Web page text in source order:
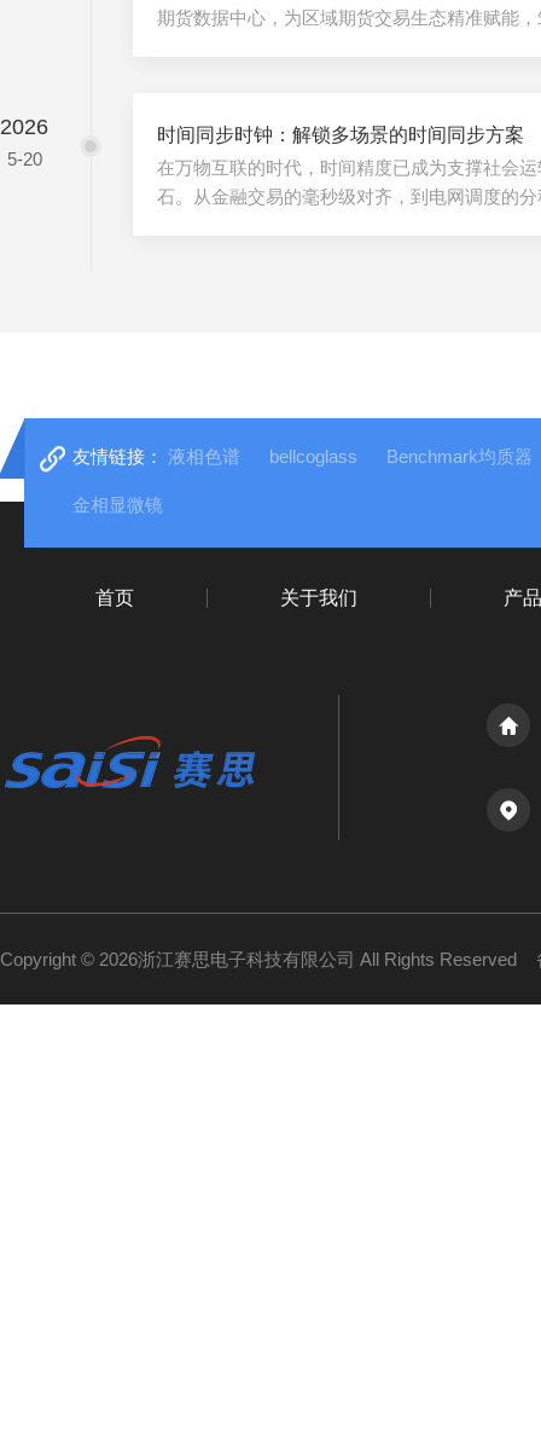
＋参展企业，覆盖射频、微波、毫米...
期货数据中心，为区域期货交易生态精准赋能
＋Ｎ＋１冗余机电配套，具备高可靠、高冗余
聚数十家期货公司、量化私募、券商资管机构
2026
5-20
时间同步时钟：解锁多场景的时间同步方案
在万物互联的时代，时间精度已成为支撑社会
石。从金融交易的毫秒级对齐，到电网调度的
友情链接： 液相色谱 bellcoglass Benchmark均质器
金相显微镜
首页 关于我们 产
Copyright © 2026浙江赛思电子科技有限公司 All Rights Reserved